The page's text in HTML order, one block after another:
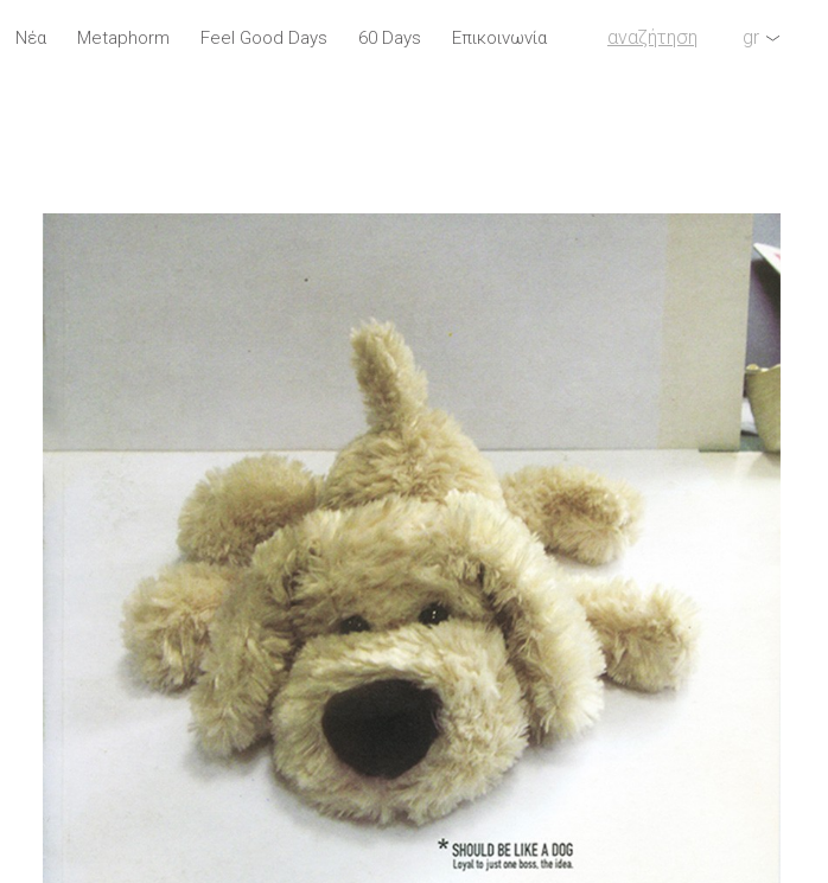
Νέα Metaphorm Feel Good Days 60 Days Επικοινωνία αναζήτηση gr